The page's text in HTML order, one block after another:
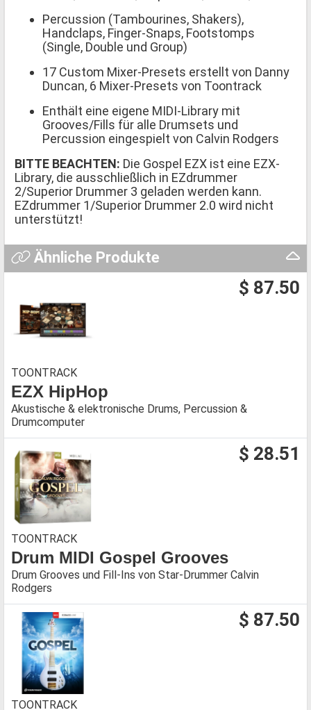
Percussion (Tambourines, Shakers),
Handclaps, Finger-Snaps, Footstomps
(Single, Double und Group)
17 Custom Mixer-Presets erstellt von Danny
Duncan, 6 Mixer-Presets von Toontrack
Enthält eine eigene MIDI-Library mit
Grooves/Fills für alle Drumsets und
Percussion eingespielt von Calvin Rodgers
BITTE BEACHTEN: Die Gospel EZX ist eine EZX-
Library, die ausschließlich in EZdrummer
2/Superior Drummer 3 geladen werden kann.
EZdrummer 1/Superior Drummer 2.0 wird nicht
unterstützt!
Ähnliche Produkte
$ 87.50
TOONTRACK
EZX HipHop
Akustische & elektronische Drums, Percussion &
Drumcomputer
$ 28.51
TOONTRACK
Drum MIDI Gospel Grooves
Drum Grooves und Fill-Ins von Star-Drummer Calvin
Rodgers
$ 87.50
TOONTRACK